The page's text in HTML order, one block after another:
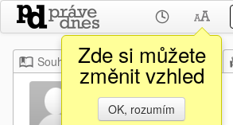
Zde si můžete
změnit vzhled
OK, rozumím
Souhrn Moje Z domova
On Ui Ai